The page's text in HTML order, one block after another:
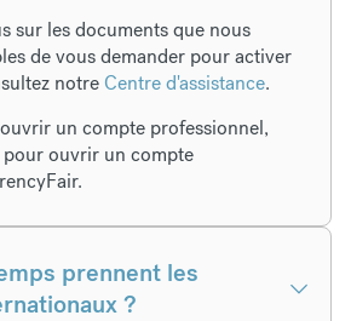
sur les documents que nous
de vous demander pour activer
notre Centre d'assistance.
un compte professionnel,
pour ouvrir un compte
prennent les
?